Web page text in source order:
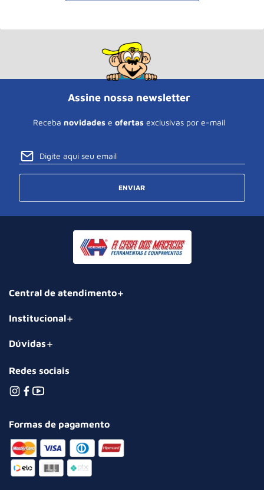
Assine nossa newsletter
Receba novidades e ofertas exclusivas por e-mail
ENVIAR
Central de atendimento
Institucional
Dúvidas
Redes sociais
Formas de pagamento